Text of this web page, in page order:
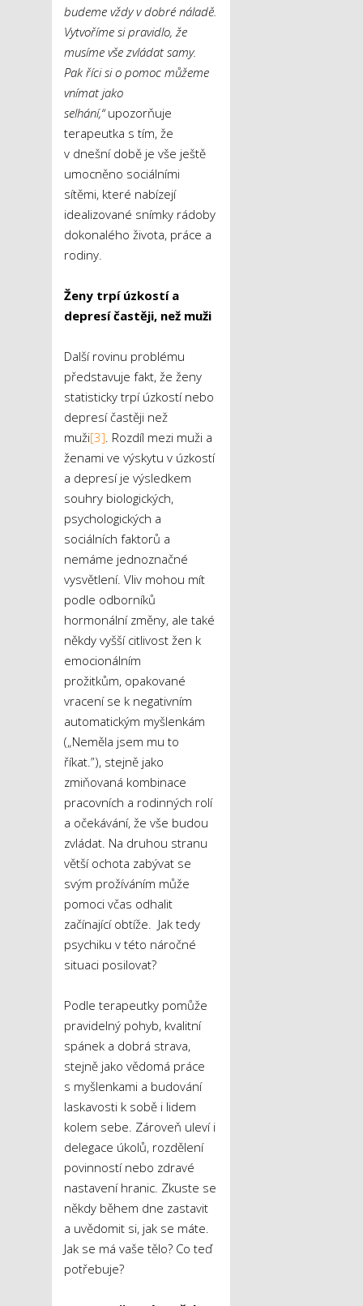
budeme vždy v dobré náladě.
Vytvoříme si pravidlo, že
musíme vše zvládat samy.
Pak říci si o pomoc můžeme
vnímat jako
selhání,“upozorňuje
terapeutka s tím, že
v dnešní době je vše ještě
umocněno sociálními
sítěmi, které nabízejí
idealizované snímky rádoby
dokonalého života, práce a
rodiny.
Ženy trpí úzkostí a
depresí častěji, než muži
Další rovinu problému
představuje fakt, že ženy
statisticky trpí úzkostí nebo
depresí častěji než
muži[3] . Rozdíl mezi muži a
ženami ve výskytu v úzkostí
a depresí je výsledkem
souhry biologických,
psychologických a
sociálních faktorů a
nemáme jednoznačné
vysvětlení. Vliv mohou mít
podle odborníků
hormonální změny, ale také
někdy vyšší citlivost žen k
emocionálním
prožitkům, opakované
vracení se k negativním
automatickým myšlenkám
(„Neměla jsem mu to
říkat.”), stejně jako
zmiňovaná kombinace
pracovních a rodinných rolí
a očekávání, že vše budou
zvládat. Na druhou stranu
větší ochota zabývat se
svým prožíváním může
pomoci včas odhalit
začínající obtíže. Jak tedy
psychiku v této náročné
situaci posilovat?
Podle terapeutky pomůže
pravidelný pohyb, kvalitní
spánek a dobrá strava,
stejně jako vědomá práce
s myšlenkami a budování
laskavosti k sobě i lidem
kolem sebe. Zároveň uleví i
delegace úkolů, rozdělení
povinností nebo zdravé
nastavení hranic. Zkuste se
někdy během dne zastavit
a uvědomit si, jak se máte.
Jak se má vaše tělo? Co teď
potřebuje?